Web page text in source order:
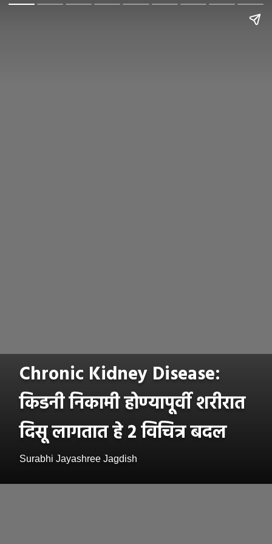
Chronic Kidney Disease:
किडनी निकामी होण्यापूर्वी शरीरात
दिसू लागतात हे 2 विचित्र बदल
Surabhi Jayashree Jagdish